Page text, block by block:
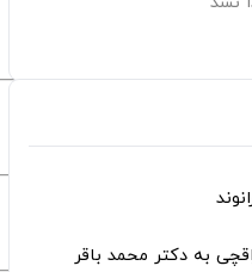
به دکتر محمد باقر